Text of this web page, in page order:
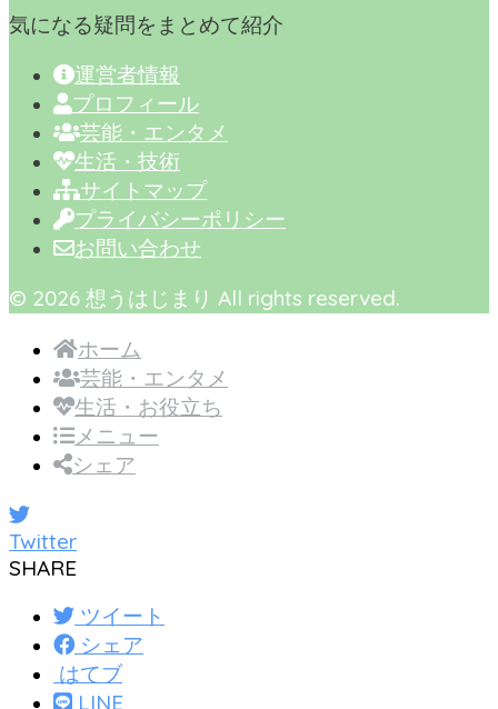
気になる疑問をまとめて紹介
運営者情報
プロフィール
芸能・エンタメ
生活・技術
サイトマップ
プライバシーポリシー
お問い合わせ
© 2026 想うはじまり All rights reserved.
ホーム
芸能・エンタメ
生活・お役立ち
メニュー
シェア
Twitter
SHARE
ツイート
シェア
はてブ
LINE